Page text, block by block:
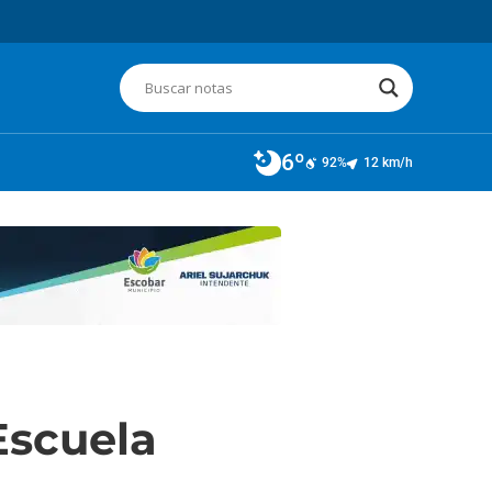
6º 92% 12 km/h